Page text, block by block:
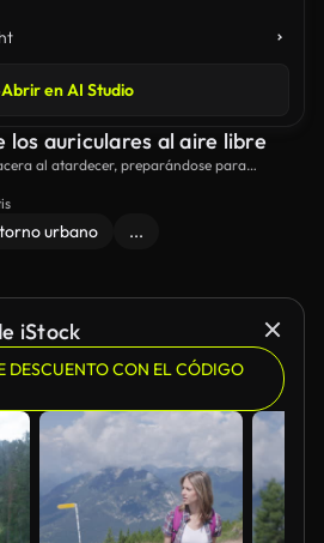
Abrir en AI Studio
los auriculares al aire libre
al atardecer, preparándose para
urbano ...
iStock
DESCUENTO CON EL CÓDIGO